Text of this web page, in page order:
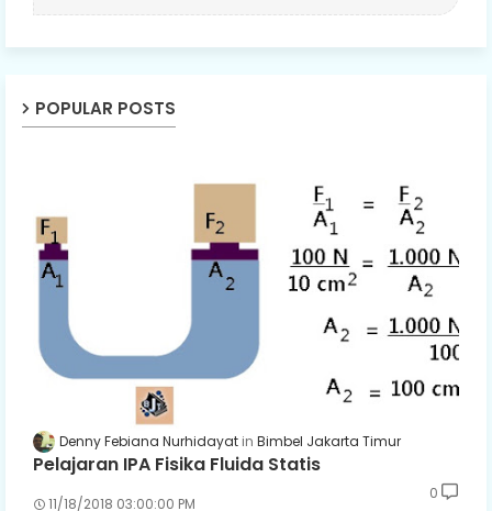
POPULAR POSTS
Denny Febiana Nurhidayat Bimbel Jakarta Timur
Pelajaran IPA Fisika Fluida Statis
11/18/2018 03:00:00 PM
0